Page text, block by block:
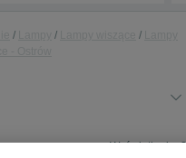
Wyświetlenia: